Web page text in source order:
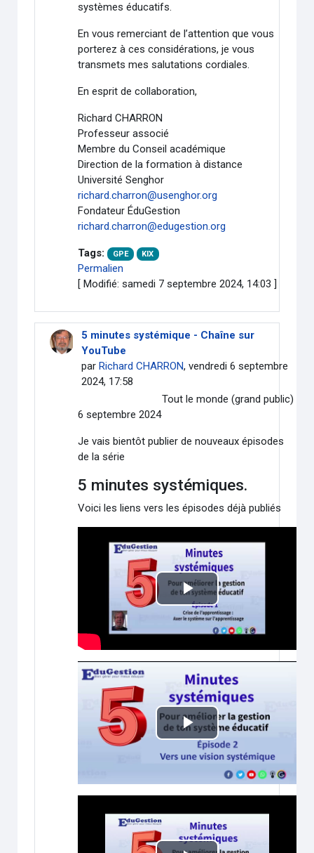
systèmes éducatifs.
En vous remerciant de l’attention que vous
porterez à ces considérations, je vous
transmets mes salutations cordiales.
En esprit de collaboration,
Richard CHARRON
Professeur associé
Membre du Conseil académique
Direction de la formation à distance
Université Senghor
richard.charron@usenghor.org
Fondateur ÉduGestion
richard.charron@edugestion.org
Tags: GPE KIX
Permalien
[ Modifié: samedi 7 septembre 2024, 14:03 ]
5 minutes systémique - Chaîne sur
YouTube
parRichard CHARRON, vendredi 6 septembre
2024, 17:58
Tout le monde (grand public)
6 septembre 2024
Je vais bientôt publier de nouveaux épisodes
de la série
5 minutes systémiques.
Voici les liens vers les épisodes déjà publiés
Lire
la
vidéo
Lire
vidéo